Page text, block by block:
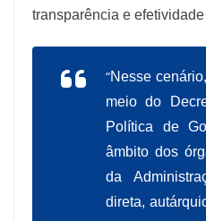
transparência e
“Nesse
meio do
Política de
âmbito dos
da
direta,